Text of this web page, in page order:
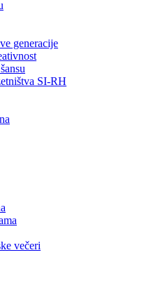
generacije
SI-RH
večeri